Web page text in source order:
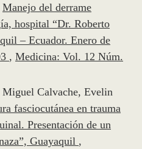
Manejo del derrame
hospital “Dr. Roberto
– Ecuador. Enero de
, Medicina: Vol. 12 Núm.
Calvache, Evelin
fasciocutánea en trauma
Presentación de un
Guayaquil ,